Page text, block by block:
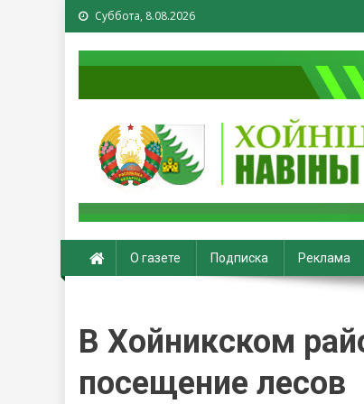
Суббота, 8.08.2026
Хойники. Хойнiцкiя
О газете Подписка Реклама
В Хойникском
посещение лесов